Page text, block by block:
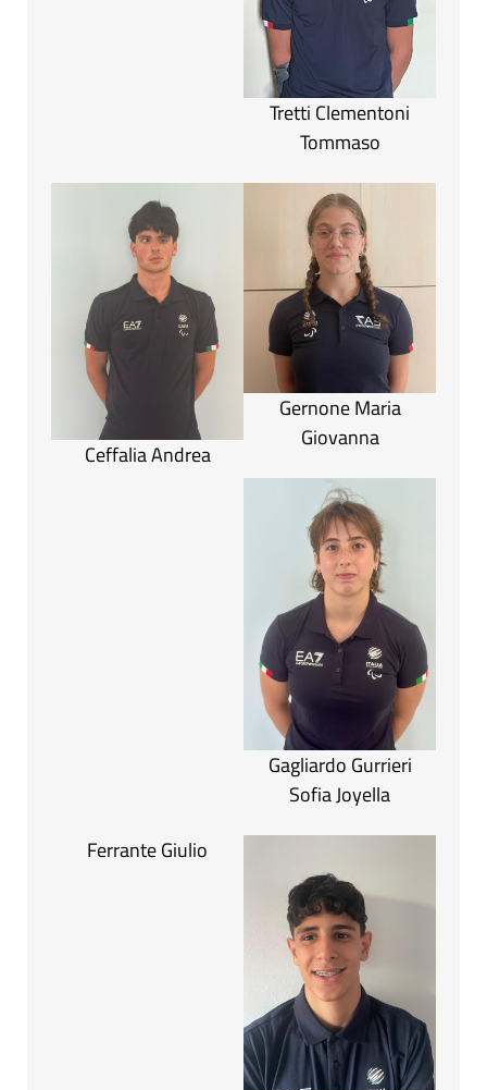
Tretti Clementoni
Tommaso
Ceffalia Andrea
Gernone Maria
Giovanna
Gagliardo Gurrieri
Sofia Joyella
Ferrante Giulio